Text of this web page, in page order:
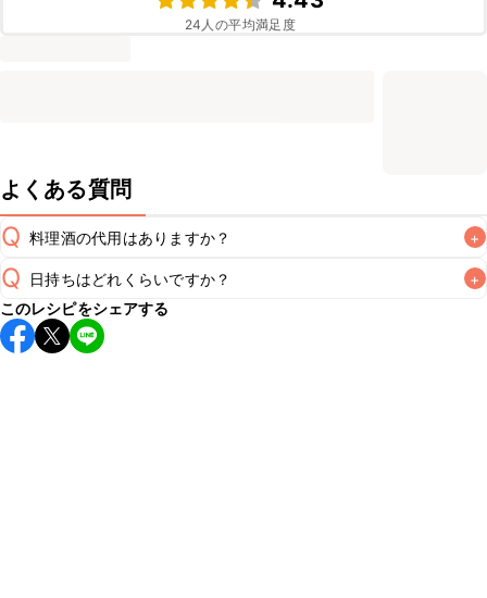
24 人の平均満足度
よくある質問
Q 料理酒の代用はありますか？ +
A
Q 日持ちはどれくらいですか？ +
保存期間は冷蔵で翌日中が目安です。なるべくお早めにお召
し上がりください。
このレシピをシェアする